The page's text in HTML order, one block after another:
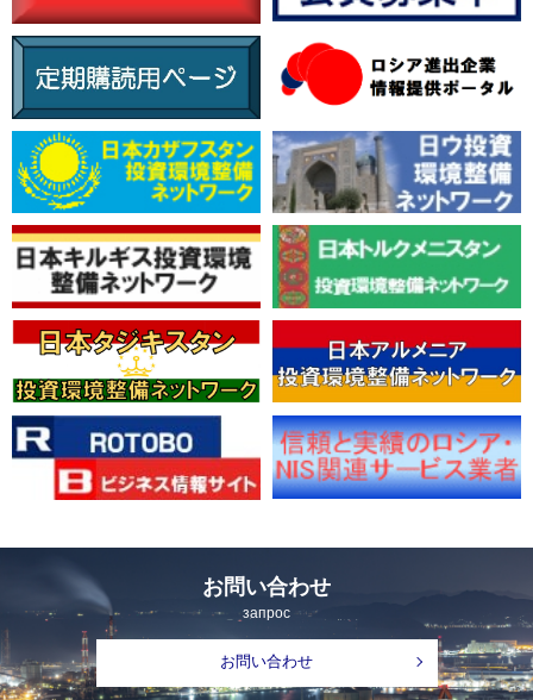
お問い合わせ
запрос
お問い合わせ